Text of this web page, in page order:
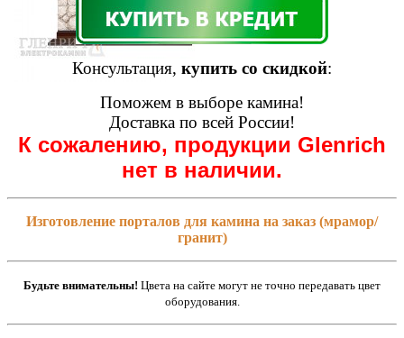
Консультация, купить со скидкой:
Поможем в выборе камина!
Доставка по всей России!
К сожалению, продукции Glenrich
нет в наличии.
Изготовление порталов для камина на заказ (мрамор/
гранит)
Будьте внимательны! Цвета на сайте могут не точно передавать цвет
оборудования.